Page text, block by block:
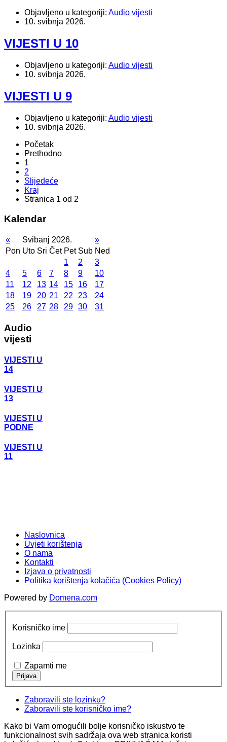
Objavljeno u kategoriji: Audio vijesti
10. svibnja 2026.
VIJESTI U 10
Objavljeno u kategoriji: Audio vijesti
10. svibnja 2026.
VIJESTI U 9
Objavljeno u kategoriji: Audio vijesti
10. svibnja 2026.
Početak
Prethodno
1
2
Slijedeće
Kraj
Stranica 1 od 2
Kalendar
« Svibanj 2026.
»
Pon Uto Sri Čet Pet Sub Ned
1
2
3
4
5 6 7 8 9
10
11
12 13 14 15 16
17
18
19 20 21 22 23
24
25
26 27 28 29 30 31
Audio
vijesti
VIJESTI U
14
VIJESTI U
13
VIJESTI U
PODNE
VIJESTI U
11
Naslovnica
Uvjeti korištenja
O nama
Kontakti
Izjava o privatnosti
Politika korištenja kolačića (Cookies Policy)
Powered by Domena.com
Korisničko ime
Lozinka
Zapamti me
Zaboravili ste lozinku?
Zaboravili ste korisničko ime?
Kako bi Vam omogućili bolje korisničko iskustvo te
funkcionalnost svih sadržaja ova web stranica koristi